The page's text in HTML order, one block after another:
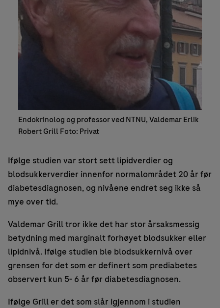
Endokrinolog og professor ved NTNU, Valdemar Erlik
Robert Grill Foto: Privat
Ifølge studien var stort sett lipidverdier og
blodsukkerverdier innenfor normalområdet 20 år før
diabetesdiagnosen, og nivåene endret seg ikke så
mye over tid.
Valdemar Grill tror ikke det har stor årsaksmessig
betydning med marginalt forhøyet blodsukker eller
lipidnivå. Ifølge studien ble blodsukkernivå over
grensen for det som er definert som prediabetes
observert kun 5- 6 år før diabetesdiagnosen.
Ifølge Grill er det som slår igjennom i studien